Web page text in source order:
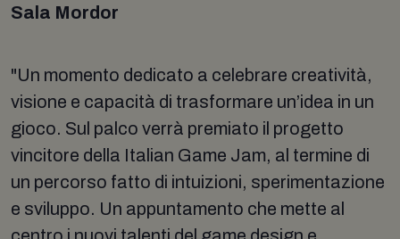
Sala Mordor
"Un momento dedicato a celebrare creatività,
visione e capacità di trasformare un’idea in un
gioco. Sul palco verrà premiato il progetto
vincitore della Italian Game Jam, al termine di
un percorso fatto di intuizioni, sperimentazione
e sviluppo. Un appuntamento che mette al